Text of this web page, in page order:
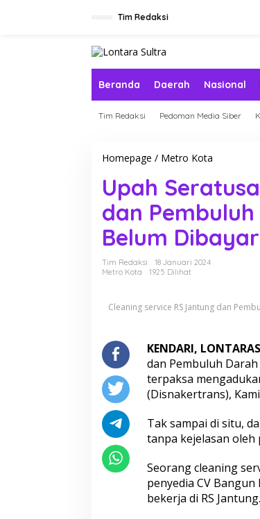
Tim Redaksi
Beranda Daerah Nasional
Tim Redaksi Pedoman Media Siber
Homepage / Metro Kota
a
h
S
e
r
a
n
e
a
n
i
n
S
r
i
c
e
R
Upah
dan
Belum Dibayar
Tim Redaksi
18 Januari 2024
Metro Kota
1925 Dilihat
Cleaning service RS Jantung dan
KENDARI,
dan Pembuluh
terpaksa
(Disnakertrans),
Tak sampai di situ,
tanpa kejelasan oleh
Seorang cleaning
penyedia CV Bangun
bekerja di RS